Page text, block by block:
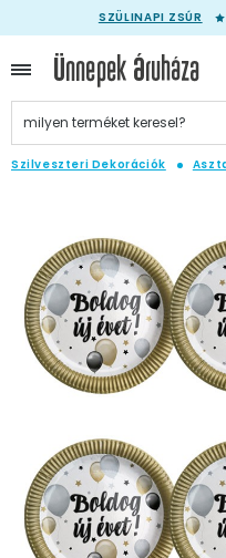
SZÜLINAPI ZSÚR
Szilveszteri Dekorációk